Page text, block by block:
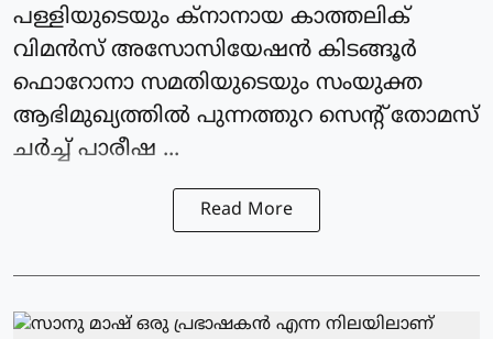
പള്ളിയുടെയും ക്‌നാനായ കാത്തലിക്
വിമന്‍സ് അസോസിയേഷന്‍ കിടങ്ങൂര്‍
ഫൊറോനാ സമതിയുടെയും സംയുക്ത
ആഭിമുഖ്യത്തില്‍ പുന്നത്തുറ സെന്റ് തോമസ്
ചര്‍ച്ച് പാരീഷ ...
Read More